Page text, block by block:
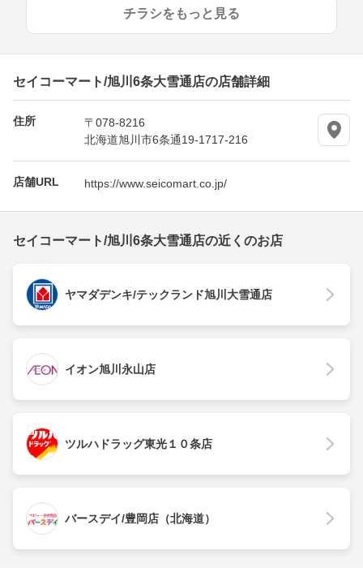
チラシをもっと見る
セイコーマート/旭川6条大雪通店の店舗詳細
住所
〒078-8216
北海道旭川市6条通19-1717-216
店舗URL https://www.seicomart.co.jp/
セイコーマート/旭川6条大雪通店の近くのお店
ヤマダデンキ/テックランド旭川大雪通店
イオン旭川永山店
ツルハドラッグ東光１０条店
バースデイ/豊岡店（北海道）